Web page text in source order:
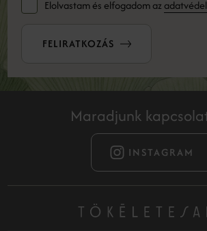
Elolvastam és elfogadom az
FELIRATKOZÁS
Maradjunk
INSTAGRAM